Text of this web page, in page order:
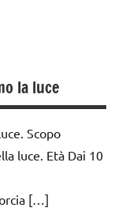
la luce
Scopo
luce. Età Dai 10
[…]